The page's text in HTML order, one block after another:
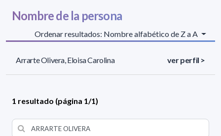
Nombre de la persona
Ordenar resultados: Nombre alfabético de Z a A
Arrarte Olivera, Eloisa Carolina ver perfil >
1 resultado (página 1/1)